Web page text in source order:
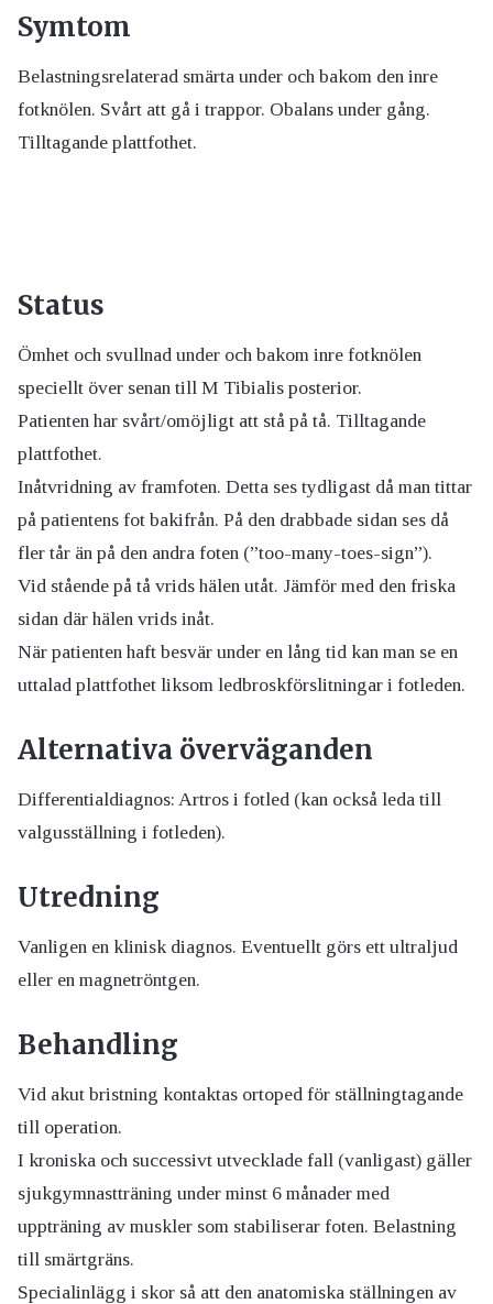
Symtom
Belastningsrelaterad smärta under och bakom den inre
fotknölen. Svårt att gå i trappor. Obalans under gång.
Tilltagande plattfothet.
Status
Ömhet och svullnad under och bakom inre fotknölen
speciellt över senan till M Tibialis posterior.
Patienten har svårt/omöjligt att stå på tå. Tilltagande
plattfothet.
Inåtvridning av framfoten. Detta ses tydligast då man tittar
på patientens fot bakifrån. På den drabbade sidan ses då
fler tår än på den andra foten (”too-many-toes-sign”).
Vid stående på tå vrids hälen utåt. Jämför med den friska
sidan där hälen vrids inåt.
När patienten haft besvär under en lång tid kan man se en
uttalad plattfothet liksom ledbroskförslitningar i fotleden.
Alternativa överväganden
Differentialdiagnos: Artros i fotled (kan också leda till
valgusställning i fotleden).
Utredning
Vanligen en klinisk diagnos. Eventuellt görs ett ultraljud
eller en magnetröntgen.
Behandling
Vid akut bristning kontaktas ortoped för ställningtagande
till operation.
I kroniska och successivt utvecklade fall (vanligast) gäller
sjukgymnastträning under minst 6 månader med
uppträning av muskler som stabiliserar foten. Belastning
till smärtgräns.
Specialinlägg i skor så att den anatomiska ställningen av